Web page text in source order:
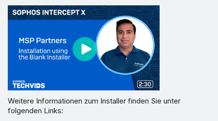
Weitere Informationen zum Installer finden Sie unter
folgenden Links: